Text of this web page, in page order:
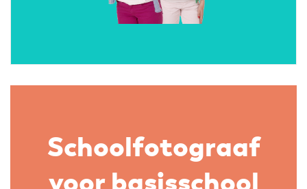
Schoolfotograaf